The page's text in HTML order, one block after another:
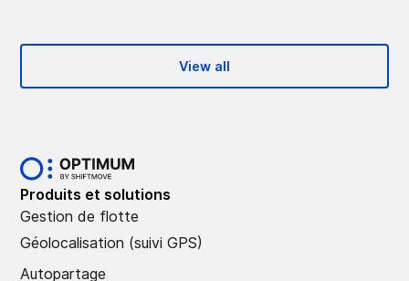
View all
Produits et solutions
Gestion de flotte
Géolocalisation (suivi GPS)
Autopartage